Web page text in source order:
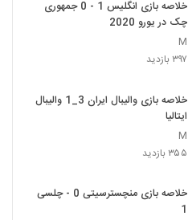
خلاصه بازی انگلیس 1 - 0 جمهوری
چک در یورو 2020
M
۳۹۷ بازدید
خلاصه بازی والیبال ایران 3_1 والیبال
ایتالیا
M
۳۵۵ بازدید
خلاصه بازی منچسترسیتی 0 - چلسی
1